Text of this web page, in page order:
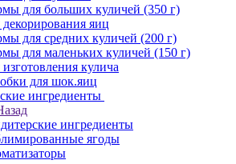
для больших куличей (350 г)
яиц
для средних куличей (200 г)
для маленьких куличей (150 г)
кулича
для шок.яиц
ингредиенты
ингредиенты
ягоды